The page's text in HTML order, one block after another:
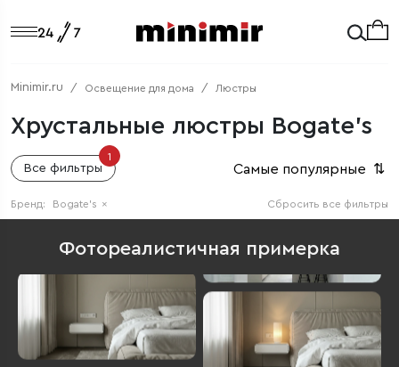
Minimir.ru Освещение для дома Люстры
Хрустальные люстры Bogate's
Все фильтры
1
Самые популярные ⇅
Сбросить все фильтры
Бренд: Bogate's ×
Фотореалистичная примерка